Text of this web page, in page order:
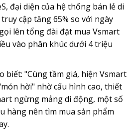
đại diện của hệ thống bán lẻ di
cập tăng 65% so với ngày
lên tổng đài đặt mua Vsmart
vào phân khúc dưới 4 triệu
biết: "Cùng tầm giá, hiện Vsmart
hời" nhờ cấu hình cao, thiết
ngừng mảng di động, một số
hàng nên tìm mua sản phẩm